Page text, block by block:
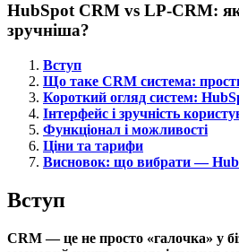
HubSpot CRM vs LP-CRM:
зручніша?
Вступ
Що таке CRM система:
Короткий огляд систем:
Інтерфейс і зручність
Функціонал і можливості
Ціни та тарифи
Висновок: що вибрати —
Вступ
CRM — це не просто «галочка» у